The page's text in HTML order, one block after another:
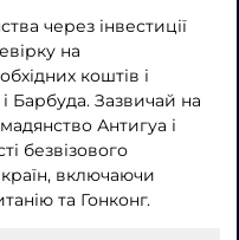
через інвестиції
на
коштів і
Барбуда. Зазвичай на
Антигуа і
безвізового
включаючи
та Гонконг.